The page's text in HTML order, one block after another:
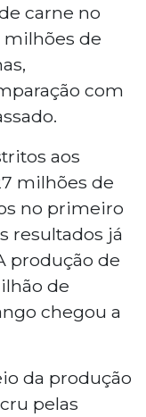
carne no
milhões de
com
aos
milhões de
no primeiro
resultados já
produção de
de
chegou a
da produção
pelas